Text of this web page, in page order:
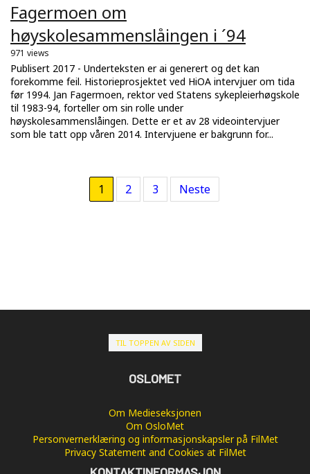
Fagermoen om
høyskolesammenslåingen i ´94
971 views
Publisert 2017 - Underteksten er ai generert og det kan
forekomme feil. Historieprosjektet ved HiOA intervjuer om tida
før 1994. Jan Fagermoen, rektor ved Statens sykepleierhøgskole
til 1983-94, forteller om sin rolle under
høyskolesammenslåingen. Dette er et av 28 videointervjuer
som ble tatt opp våren 2014. Intervjuene er bakgrunn for...
1 2 3 Neste
TIL TOPPEN AV SIDEN
OSLOMET
Om Medieseksjonen
Om OsloMet
Personvernerklæring og informasjonskapsler på FilMet
Privacy Statement and Cookies at FilMet